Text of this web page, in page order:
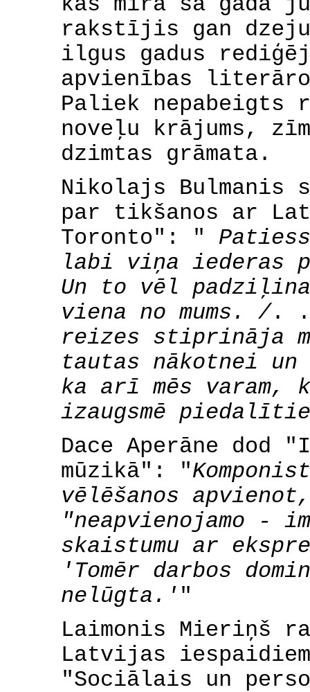
rakstījis gan
ilgus gadus
apvienības
Paliek nepabeigts
noveļu krājums,
dzimtas grāmata.
Nikolajs Bulmanis
par tikšanos ar
Toronto": "
labi viņa iederas
Un to vēl
viena no mums. /.
reizes stiprināja
tautas nākotnei un
ka arī mēs
izaugsmē
Dace Aperāne dod
mūzikā": "
vēlēšanos
"neapvienojamo -
skaistumu ar
'Tomēr darbos
nelūgta.' "
Laimonis Mieriņš
Latvijas
"Sociālais un